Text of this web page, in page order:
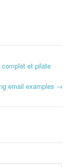
et pilate
email examples →